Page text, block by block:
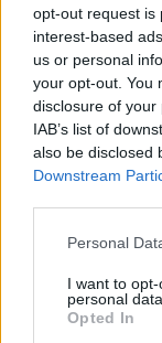
opt-out request is
interest-based
us or personal
your opt-out. You
disclosure of
IAB’s list of
also be disclosed
Downstream
Please note that
not limited to
grant or deny
use your data for
Personal
I want to
personal data.
Opted In
Minden idők